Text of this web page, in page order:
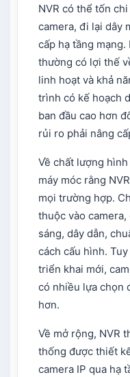
NVR có thể tốn
camera, đi lại dây
cấp hạ tầng
thường có lợi thế
linh hoạt và khả
trình có kế hoạch
ban đầu cao hơn
rủi ro phải nâng
Về chất lượng
máy móc rằng
mọi trường hợp.
thuộc vào
sáng, dây dẫn,
cách cấu hình.
triển khai mới,
có nhiều lựa chọn
hơn.
Về mở rộng, NVR
thống được thiết
camera IP qua hạ